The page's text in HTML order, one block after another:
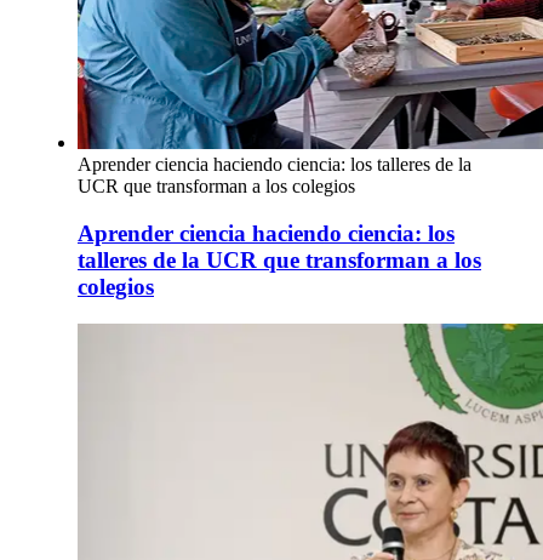
Aprender ciencia haciendo ciencia: los talleres de la
UCR que transforman a los colegios
Aprender ciencia haciendo ciencia: los
talleres de la UCR que transforman a los
colegios